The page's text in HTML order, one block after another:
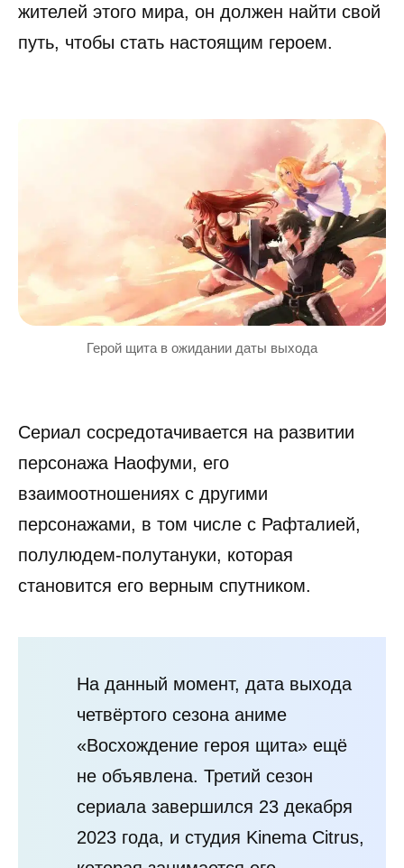
жителей этого мира, он должен найти свой
путь, чтобы стать настоящим героем.
Герой щита в ожидании даты выхода
Сериал сосредотачивается на развитии
персонажа Наофуми, его
взаимоотношениях с другими
персонажами, в том числе с Рафталией,
полулюдем-полутануки, которая
становится его верным спутником.
На данный момент, дата выхода
четвёртого сезона аниме
«Восхождение героя щита» ещё
не объявлена. Третий сезон
сериала завершился 23 декабря
2023 года, и студия Kinema Citrus,